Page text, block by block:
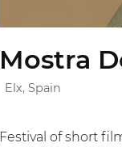
Mostra
Elx, Spain
Festival of short